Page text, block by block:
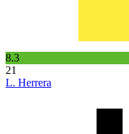
8.3
21
L. Herrera